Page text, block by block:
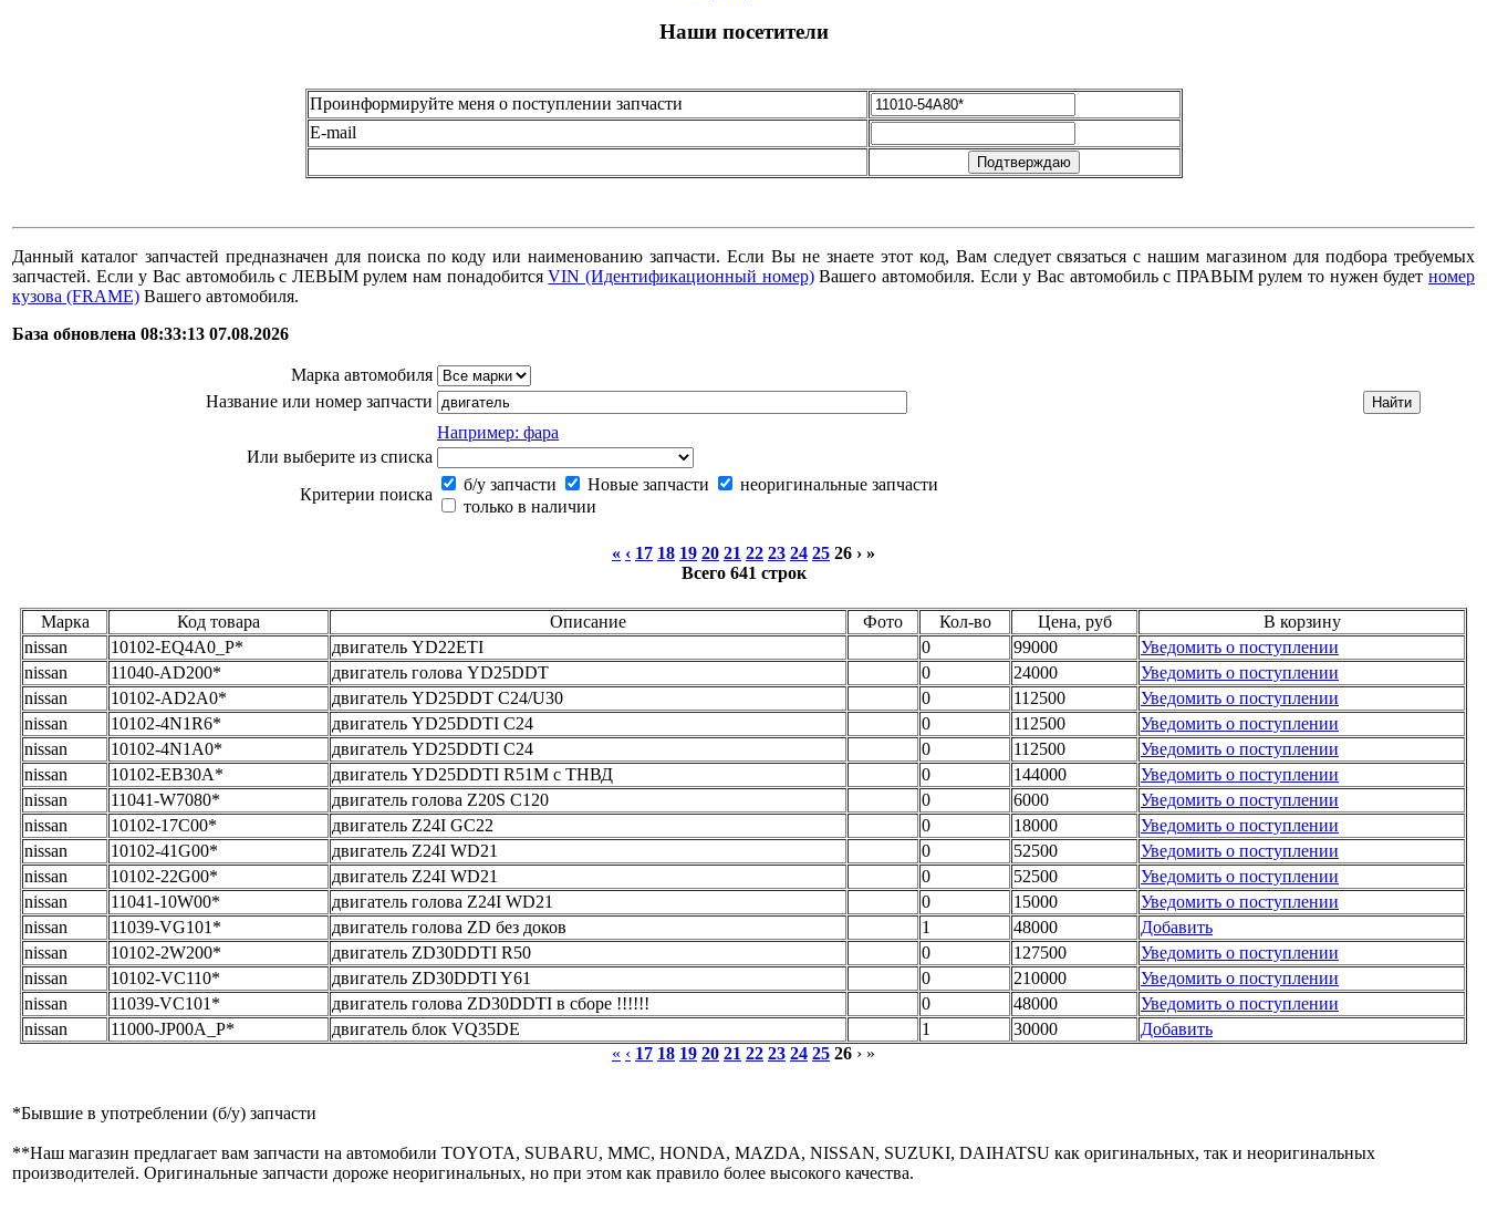
Наши посетители
Проинформируйте меня о поступлении запчасти
E-mail
Данный каталог запчастей предназначен для поиска по коду или наименованию запчасти. Если Вы не знаете этот код, Вам следует связаться с нашим магазином для подбора требуемых
запчастей. Если у Вас автомобиль с ЛЕВЫМ рулем нам понадобитсяVIN (Идентификационный номер)Вашего автомобиля. Если у Вас автомобиль с ПРАВЫМ рулем то нужен будетномер
кузова (FRAME) Вашего автомобиля.
База обновлена 08:33:13 07.08.2026
Марка автомобиля
Название или номер запчасти
Например: фара
Или выберите из списка
Критерии поиска
б/у запчасти Новые запчасти
неоригинальные запчасти
только в наличии
« ‹ 17 18 19 20 21 22 23 24 25 26 › »
Всего 641 строк
Марка Код товара Описание Фото Кол-во Цена, руб
В корзину
nissan
10102-EQ4A0_Р* двигатель YD22ETI 0 99000
Уведомить о поступлении
nissan
11040-AD200* двигатель голова YD25DDT 0 24000
Уведомить о поступлении
nissan
10102-AD2A0* двигатель YD25DDT C24/U30 0 112500
Уведомить о поступлении
nissan
10102-4N1R6* двигатель YD25DDTI C24 0 112500
Уведомить о поступлении
nissan
10102-4N1A0* двигатель YD25DDTI C24 0 112500
Уведомить о поступлении
nissan
10102-EB30A* двигатель YD25DDTI R51M с ТНВД 0 144000
Уведомить о поступлении
nissan
11041-W7080* двигатель голова Z20S C120 0 6000
Уведомить о поступлении
nissan
10102-17C00* двигатель Z24I GC22 0 18000
Уведомить о поступлении
nissan
10102-41G00* двигатель Z24I WD21 0 52500
Уведомить о поступлении
nissan
10102-22G00* двигатель Z24I WD21 0 52500
Уведомить о поступлении
nissan
11041-10W00* двигатель голова Z24I WD21 0 15000
Уведомить о поступлении
nissan
11039-VG101* двигатель голова ZD без доков 1 48000
Добавить
nissan
10102-2W200* двигатель ZD30DDTI R50 0 127500
Уведомить о поступлении
nissan
10102-VC110* двигатель ZD30DDTI Y61 0 210000
Уведомить о поступлении
nissan
11039-VC101* двигатель голова ZD30DDTI в сборе !!!!!! 0 48000
Уведомить о поступлении
nissan
11000-JP00A_Р* двигатель блок VQ35DE 1 30000
Добавить
« ‹ 17 18 19 20 21 22 23 24 25 26 › »
*Бывшие в употреблении (б/y) запчасти
**Наш магазин предлагает вам запчасти на автомобили TOYOTA, SUBARU, MMC, HONDA, MAZDA, NISSAN, SUZUKI, DAIHATSU как оригинальных, так и неоригинальных
производителей. Оригинальные запчасти дороже неоригинальных, но при этом как правило более высокого качества.